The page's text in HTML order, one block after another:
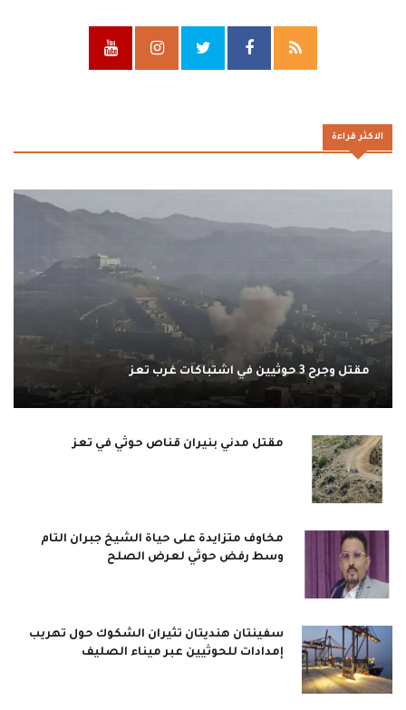
الاكثر قراءة
مقتل وجرح 3 حوثيين في اشتباكات غرب تعز
مقتل مدني بنيران قناص حوثي في تعز
مخاوف متزايدة على حياة الشيخ جبران التام
وسط رفض حوثي لعرض الصلح
سفينتان هنديتان تثيران الشكوك حول تهريب
إمدادات للحوثيين عبر ميناء الصليف